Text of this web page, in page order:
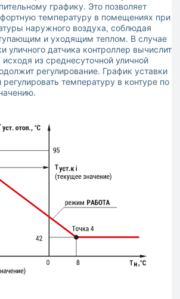
графику. Это позволяет
температуру в помещениях при
наружного воздуха, соблюдая
и уходящим теплом. В случае
уличного датчика контроллер вычислит
исходя из среднесуточной уличной
регулирование. График уставки
температуру в контуре по